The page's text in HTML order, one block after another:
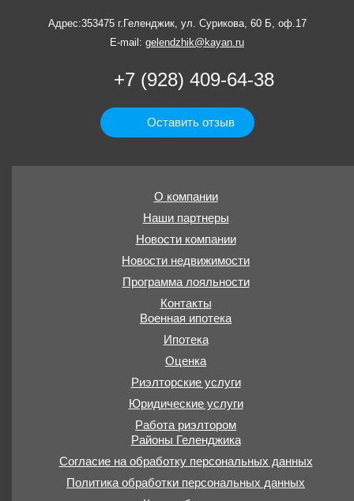
Адрес:353475 г.Геленджик, ул. Сурикова, 60 Б, оф.17
E-mail: gelendzhik@kayan.ru
+7 (928) 409-64-38
Оставить отзыв
О компании
Наши партнеры
Новости компании
Новости недвижимости
Программа лояльности
Контакты
Военная ипотека
Ипотека
Оценка
Риэлторские услуги
Юридические услуги
Работа риэлтором
Районы Геленджика
Согласие на обработку персональных данных
Политика обработки персональных данных